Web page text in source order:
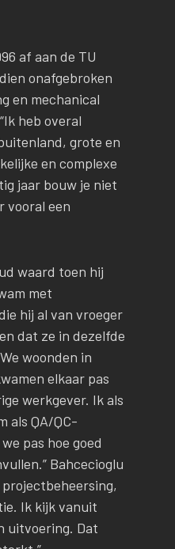
af aan de TU
onafgebroken
en mechanical
heb overal
grote en
en complexe
jaar bouw je niet
vooral een
waard toen hij
met
hij al van vroeger
dat ze in dezelfde
woonden in
elkaar pas
werkgever. Ik als
als QA/QC-
pas hoe goed
Bahcecioglu
Ik kijk vanuit
uitvoering. Dat